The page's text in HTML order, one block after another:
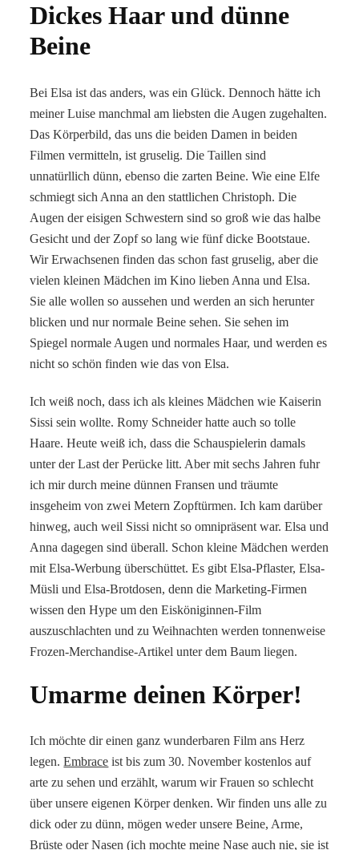
Dickes Haar und dünne
Beine
Bei Elsa ist das anders, was ein Glück. Dennoch hätte ich
meiner Luise manchmal am liebsten die Augen zugehalten.
Das Körperbild, das uns die beiden Damen in beiden
Filmen vermitteln, ist gruselig. Die Taillen sind
unnatürllich dünn, ebenso die zarten Beine. Wie eine Elfe
schmiegt sich Anna an den stattlichen Christoph. Die
Augen der eisigen Schwestern sind so groß wie das halbe
Gesicht und der Zopf so lang wie fünf dicke Bootstaue.
Wir Erwachsenen finden das schon fast gruselig, aber die
vielen kleinen Mädchen im Kino lieben Anna und Elsa.
Sie alle wollen so aussehen und werden an sich herunter
blicken und nur normale Beine sehen. Sie sehen im
Spiegel normale Augen und normales Haar, und werden es
nicht so schön finden wie das von Elsa.
Ich weiß noch, dass ich als kleines Mädchen wie Kaiserin
Sissi sein wollte. Romy Schneider hatte auch so tolle
Haare. Heute weiß ich, dass die Schauspielerin damals
unter der Last der Perücke litt. Aber mit sechs Jahren fuhr
ich mir durch meine dünnen Fransen und träumte
insgeheim von zwei Metern Zopftürmen. Ich kam darüber
hinweg, auch weil Sissi nicht so omnipräsent war. Elsa und
Anna dagegen sind überall. Schon kleine Mädchen werden
mit Elsa-Werbung überschüttet. Es gibt Elsa-Pflaster, Elsa-
Müsli und Elsa-Brotdosen, denn die Marketing-Firmen
wissen den Hype um den Eisköniginnen-Film
auszuschlachten und zu Weihnachten werden tonnenweise
Frozen-Merchandise-Artikel unter dem Baum liegen.
Umarme deinen Körper!
Ich möchte dir einen ganz wunderbaren Film ans Herz
legen.Embrace ist bis zum 30. November kostenlos auf
arte zu sehen und erzählt, warum wir Frauen so schlecht
über unsere eigenen Körper denken. Wir finden uns alle zu
dick oder zu dünn, mögen weder unsere Beine, Arme,
Brüste oder Nasen (ich mochte meine Nase auch nie, sie ist